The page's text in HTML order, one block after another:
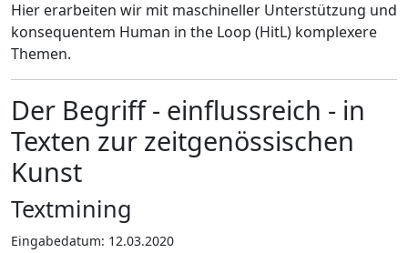
Hier erarbeiten wir mit maschineller Unterstützung und
konsequentem Human in the Loop (HitL) komplexere
Themen.
Der Begriff - einflussreich - in
Texten zur zeitgenössischen
Kunst
Textmining
Eingabedatum: 12.03.2020